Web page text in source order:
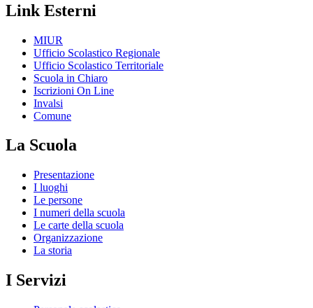
Link Esterni
MIUR
Ufficio Scolastico Regionale
Ufficio Scolastico Territoriale
Scuola in Chiaro
Iscrizioni On Line
Invalsi
Comune
La Scuola
Presentazione
I luoghi
Le persone
I numeri della scuola
Le carte della scuola
Organizzazione
La storia
I Servizi